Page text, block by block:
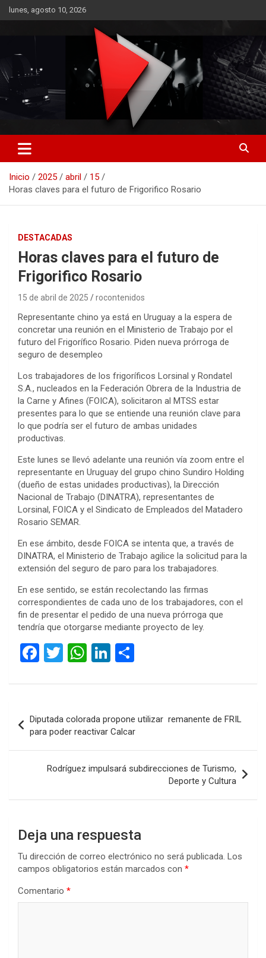
Saltar
al
lunes, agosto 10, 2026
RO CONTENIDOS
Inicio 2025 abril
15
Horas claves para el futuro de Frigorifico Rosario
DESTACADAS
Horas claves para el futuro de
Frigorifico Rosario
15 de abril de 2025 rocontenidos
Representante chino ya está en Uruguay a la espera de
concretar una reunión en el Ministerio de Trabajo por el
futuro del Frigorífico Rosario. Piden nueva prórroga de
seguro de desempleo
Los trabajadores de los frigoríficos Lorsinal y Rondatel
S.A., nucleados en la Federación Obrera de la Industria de
la Carne y Afines (FOICA), solicitaron al MTSS estar
presentes para lo que se entiende una reunión clave para
lo que podría ser el futuro de ambas unidades
productivas.
Este lunes se llevó adelante una reunión vía zoom entre el
representante en Uruguay del grupo chino Sundiro Holding
(dueño de estas unidades productivas), la Dirección
Nacional de Trabajo (DINATRA), representantes de
Lorsinal, FOICA y el Sindicato de Empleados del Matadero
Rosario SEMAR.
En ese ámbito, desde FOICA se intenta que, a través de
DINATRA, el Ministerio de Trabajo agilice la solicitud para la
extensión del seguro de paro para los trabajadores.
En ese sentido, se están recolectando las firmas
correspondientes de cada uno de los trabajadores, con el
fin de presentar el pedido de una nueva prórroga que
tendría que otorgarse mediante proyecto de ley.
F
ce
o
o
k
T
tt
W
at
A
p
p
Li
ke
n
m
ar
tir
de
entradas
Diputada colorada propone utilizar remanente de FRIL
para poder reactivar Calcar
Rodríguez impulsará subdirecciones de Turismo,
Deporte y Cultura
Deja una respuesta
Tu dirección de correo electrónico no será publicada. Los
campos obligatorios están marcados con *
Comentario *